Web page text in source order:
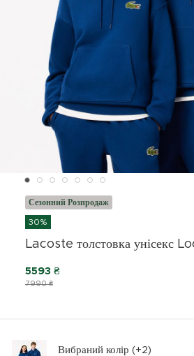
Сезонний Розпродаж
30%
Lacoste толстовка унісекс
7990 ₴
5593 ₴
Вибраний колір (+2)
5000₴*